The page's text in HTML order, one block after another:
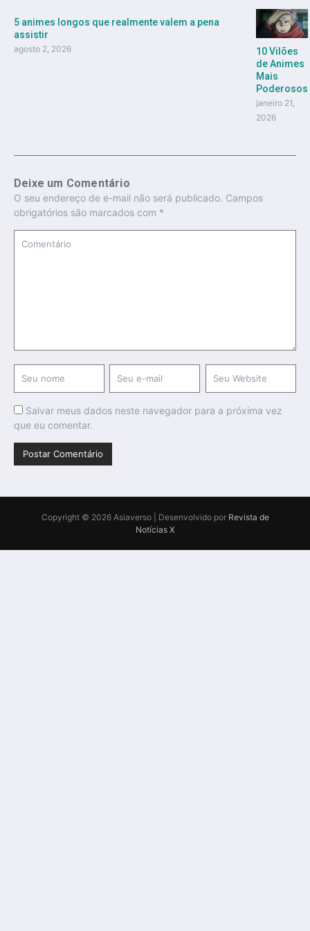
5 animes longos que realmente valem a pena
assistir
agosto 2, 2026
10 Vilões
de Animes
Mais
Poderosos
janeiro 21,
2026
Deixe um Comentário
O seu endereço de e-mail não será publicado. Campos
obrigatórios são marcados com *
Salvar meus dados neste navegador para a próxima vez
que eu comentar.
Copyright © 2026 Asiaverso | Desenvolvido por Revista de
Notícias X